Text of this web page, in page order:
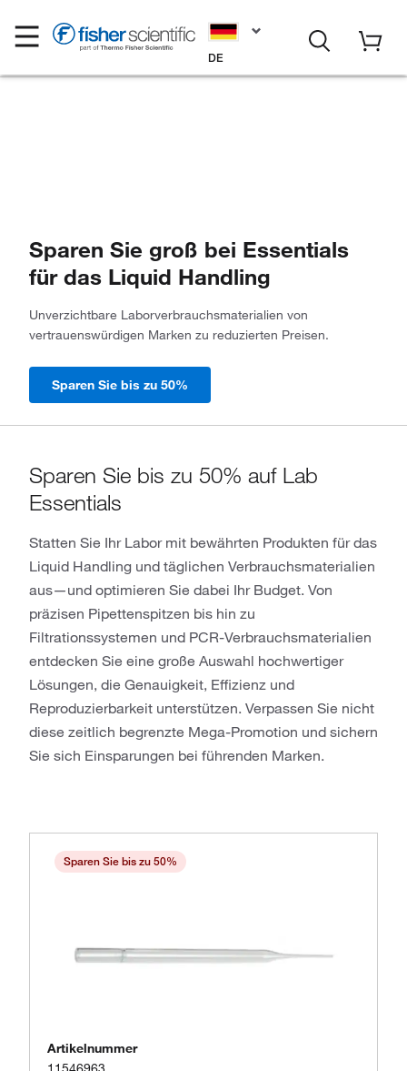
DE
Sparen Sie groß bei Essentials
für das Liquid Handling
Unverzichtbare Laborverbrauchsmaterialien von
vertrauenswürdigen Marken zu reduzierten Preisen.
Sparen Sie bis zu 50%
Sparen Sie bis zu 50% auf Lab
Essentials
Statten Sie Ihr Labor mit bewährten Produkten für das
Liquid Handling und täglichen Verbrauchsmaterialien
aus—und optimieren Sie dabei Ihr Budget. Von
präzisen Pipettenspitzen bis hin zu
Filtrationssystemen und PCR-Verbrauchsmaterialien
entdecken Sie eine große Auswahl hochwertiger
Lösungen, die Genauigkeit, Effizienz und
Reproduzierbarkeit unterstützen. Verpassen Sie nicht
diese zeitlich begrenzte Mega-Promotion und sichern
Sie sich Einsparungen bei führenden Marken.
Sparen Sie bis zu 50%
Artikelnummer